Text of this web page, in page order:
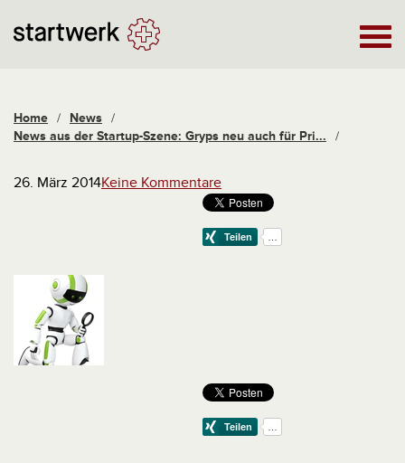
Home / News /
News aus der Startup-Szene: Gryps neu auch für Pri...
/
26. März 2014Keine Kommentare